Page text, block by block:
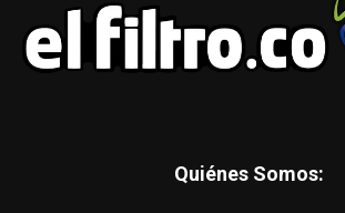
Quiénes Somos: